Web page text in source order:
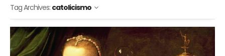
Tag Archives: catolicismo